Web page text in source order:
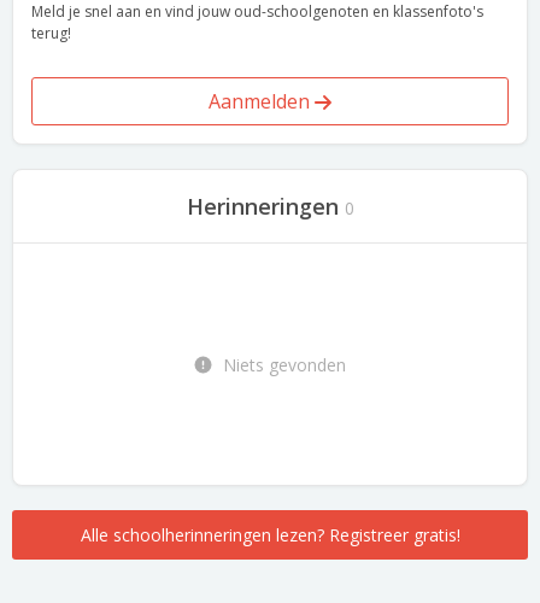
Meld je snel aan en vind jouw oud-schoolgenoten en klassenfoto's
terug!
Aanmelden
Herinneringen 0
Niets gevonden
Alle schoolherinneringen lezen? Registreer gratis!